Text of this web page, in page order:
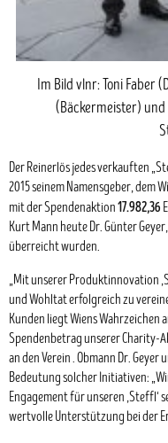
Im Bild vlnr: Toni Faber
(Bäckermeister) und
Der Reinerlös jedes verkauften
2015 seinem Namensgeber, dem
mit der Spendenaktion17.982,36
Kurt Mann heute Dr. Günter
überreicht wurden.
„Mit unserer Produktinnovation
und Wohltat erfolgreich zu
Kunden liegt Wiens
Spendenbetrag unserer Charity-
an den Verein . Obmann Dr.
Bedeutung solcher Initiativen:
Engagement für unseren ‚Steffl‘
wertvolle Unterstützung bei der